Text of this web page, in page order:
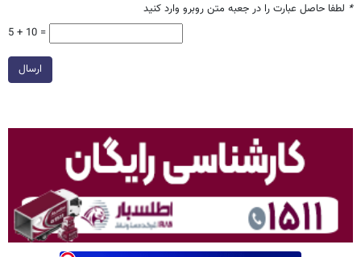
* لطفا حاصل عبارت را در جعبه متن روبرو وارد کنید
5 + 10 =
ارسال